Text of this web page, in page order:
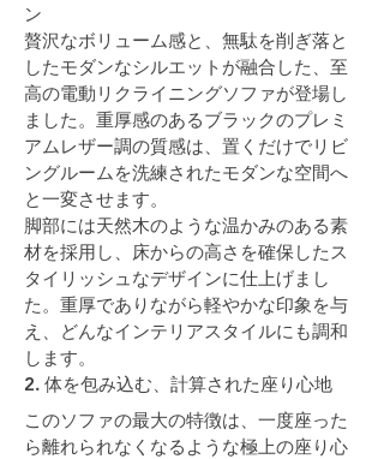
ン
贅沢なボリューム感と、無駄を削ぎ落と
したモダンなシルエットが融合した、至
高の電動リクライニングソファが登場し
ました。重厚感のあるブラックのプレミ
アムレザー調の質感は、置くだけでリビ
ングルームを洗練されたモダンな空間へ
と一変させます。
脚部には天然木のような温かみのある素
材を採用し、床からの高さを確保したス
タイリッシュなデザインに仕上げまし
た。重厚でありながら軽やかな印象を与
え、どんなインテリアスタイルにも調和
します。
2. 体を包み込む、計算された座り心地
このソファの最大の特徴は、一度座った
ら離れられなくなるような極上の座り心